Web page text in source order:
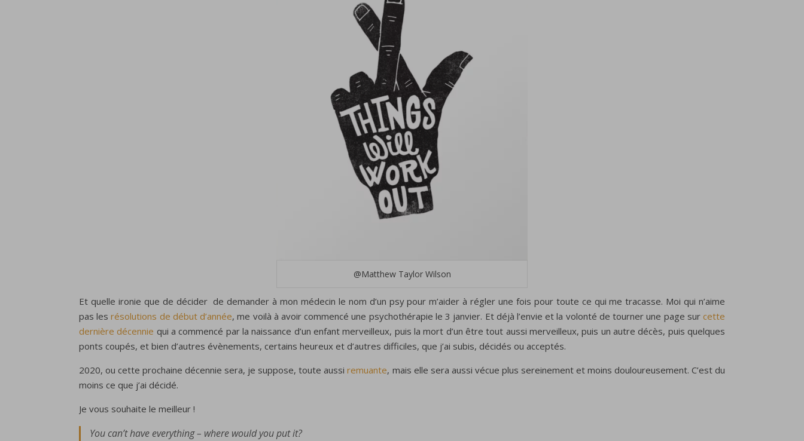
@Matthew Taylor Wilson
Et quelle ironie que de décider de demander à mon médecin le nom d’un psy pour m’aider à régler une fois pour toute ce qui me tracasse. Moi qui n’aime
pas lesrésolutions de début d’année, me voilà à avoir commencé une psychothérapie le 3 janvier. Et déjà l’envie et la volonté de tourner une page surcette
dernière décennie qui a commencé par la naissance d’un enfant merveilleux, puis la mort d’un être tout aussi merveilleux, puis un autre décès, puis quelques
ponts coupés, et bien d’autres évènements, certains heureux et d’autres difficiles, que j’ai subis, décidés ou acceptés.
2020, ou cette prochaine décennie sera, je suppose, toute aussiremuante, mais elle sera aussi vécue plus sereinement et moins douloureusement. C’est du
moins ce que j’ai décidé.
Je vous souhaite le meilleur !
You can’t have everything – where would you put it?